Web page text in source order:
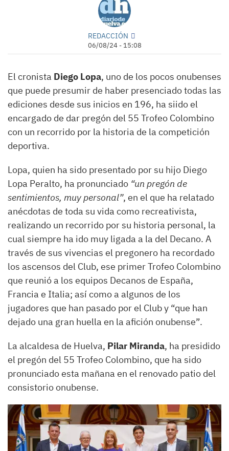
REDACCIÓN
06/08/24 - 15:08
El cronista Diego Lopa, uno de los pocos onubenses
que puede presumir de haber presenciado todas las
ediciones desde sus inicios en 196, ha siido el
encargado de dar pregón del 55 Trofeo Colombino
con un recorrido por la historia de la competición
deportiva.
Lopa, quien ha sido presentado por su hijo Diego
Lopa Peralto, ha pronunciado “un pregón de
sentimientos, muy personal”, en el que ha relatado
anécdotas de toda su vida como recreativista,
realizando un recorrido por su historia personal, la
cual siempre ha ido muy ligada a la del Decano. A
través de sus vivencias el pregonero ha recordado
los ascensos del Club, ese primer Trofeo Colombino
que reunió a los equipos Decanos de España,
Francia e Italia; así como a algunos de los
jugadores que han pasado por el Club y “que han
dejado una gran huella en la afición onubense”.
La alcaldesa de Huelva, Pilar Miranda, ha presidido
el pregón del 55 Trofeo Colombino, que ha sido
pronunciado esta mañana en el renovado patio del
consistorio onubense.